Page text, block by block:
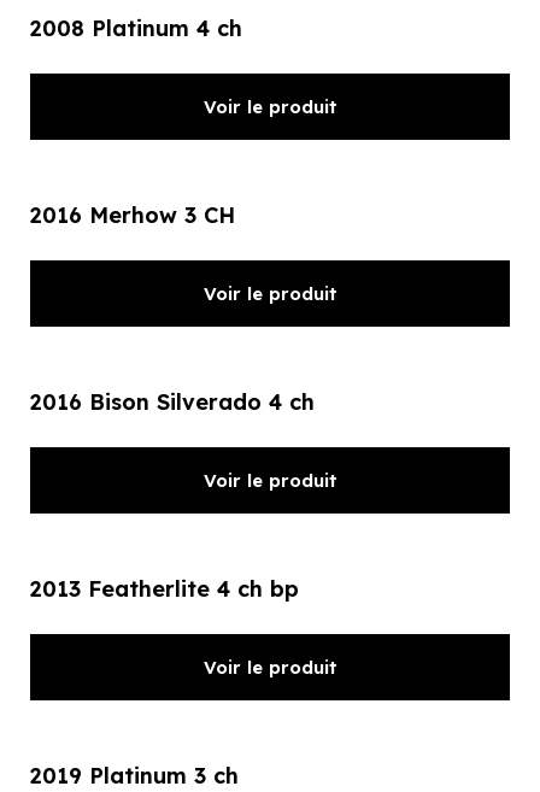
2008 Platinum 4 ch
Voir le produit
2016 Merhow 3 CH
Voir le produit
2016 Bison Silverado 4 ch
Voir le produit
2013 Featherlite 4 ch bp
Voir le produit
2019 Platinum 3 ch